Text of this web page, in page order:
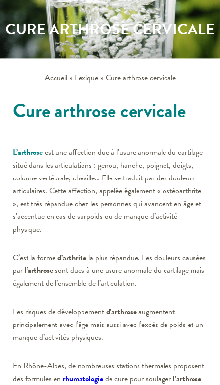
CURE ARTHROSE CERVICALE
Accueil» Lexique» Cure arthrose cervicale
Cure arthrose cervicale
L’arthroseest une affection due à l’usure anormale du cartilage
situé dans les articulations : genou, hanche, poignet, doigts,
colonne vertébrale, cheville… Elle se traduit par des douleurs
articulaires. Cette affection, appelée également « ostéoarthrite
», est très répandue chez les personnes qui avancent en âge et
s’accentue en cas de surpoids ou de manque d’activité
physique.
C’est la formed’arthrite la plus répandue. Les douleurs causées
par l’arthrosesont dues à une usure anormale du cartilage mais
également de l’ensemble de l’articulation.
Les risques de développementd’arthroseaugmentent
principalement avec l’âge mais aussi avec l’excès de poids et un
manque d’activités physiques.
En Rhône-Alpes, de nombreuses stations thermales proposent
des formules en rhumatologiede cure pour soulager l’arthrose